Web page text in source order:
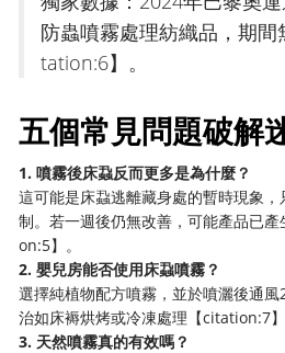
防蟲噴霧處理紡織品，期
tation:6】。
五個常見問題破解
1. 噴霧後床蝨反而更多是為什麼？
這可能是床蝨逃離藏身處的暫時現象
制。若一週後仍無改善，可能產品已
on:5】。
2. 嬰兒房能否使用床蝨噴霧？
選擇純植物配方噴霧，並於噴灑後通
治如床褥烘烤或冷凍處理【citation:7】
3. 天然噴霧真的有效嗎？